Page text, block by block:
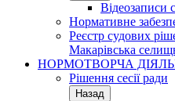
Відеозаписи
Нормативне
Реєстр судових
Макарівська
НОРМОТВОРЧА
Рішення сесії ради
Назад